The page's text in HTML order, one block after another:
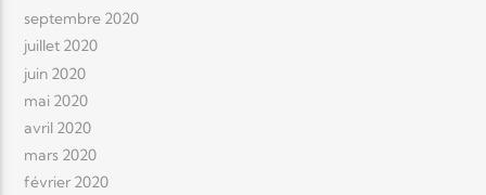
septembre 2020
juillet 2020
juin 2020
mai 2020
avril 2020
mars 2020
février 2020